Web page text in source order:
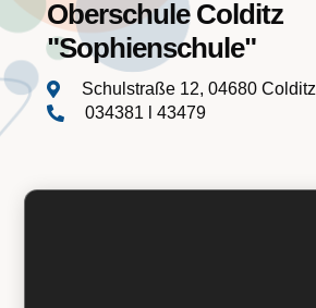
Oberschule Colditz
"Sophienschule"
 Schulstraße 12, 04680 Colditz
 034381 l 43479